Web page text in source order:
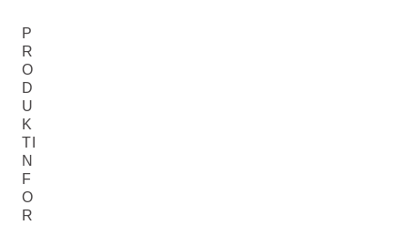
P
R
O
D
U
K
TI
N
F
O
R